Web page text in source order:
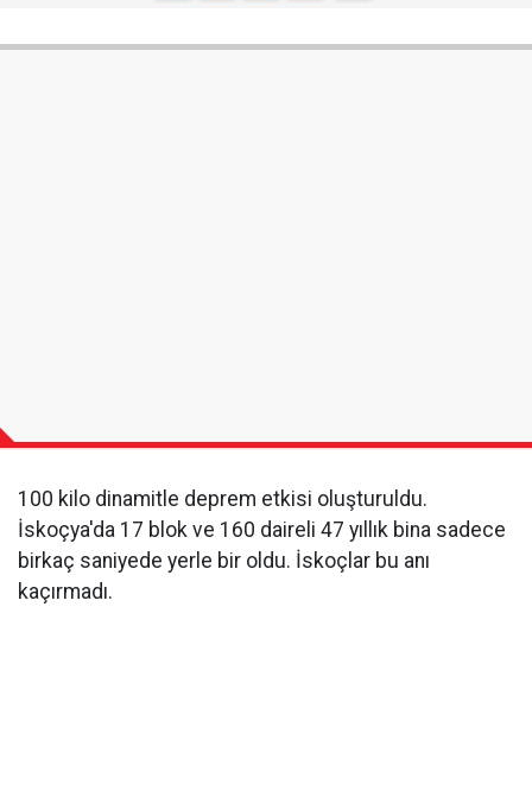
100 kilo dinamitle deprem etkisi oluşturuldu.
İskoçya'da 17 blok ve 160 daireli 47 yıllık bina sadece
birkaç saniyede yerle bir oldu. İskoçlar bu anı
kaçırmadı.